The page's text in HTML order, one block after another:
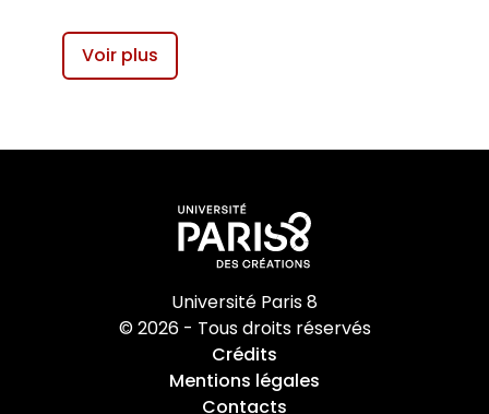
Voir plus
Université Paris 8
© 2026 - Tous droits réservés
Crédits
Mentions légales
Contacts